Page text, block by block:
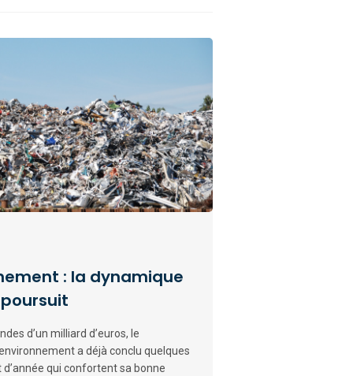
: la dynamique
d’un milliard d’euros, le
a déjà conclu quelques
qui confortent sa bonne